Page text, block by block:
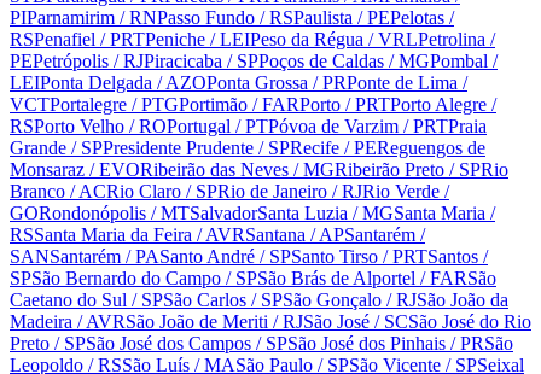
PIParnamirim / RNPasso Fundo / RSPaulista / PEPelotas /
RSPenafiel / PRTPeniche / LEIPeso da Régua / VRLPetrolina /
PEPetrópolis / RJPiracicaba / SPPoços de Caldas / MGPombal /
LEIPonta Delgada / AZOPonta Grossa / PRPonte de Lima /
VCTPortalegre / PTGPortimão / FARPorto / PRTPorto Alegre /
RSPorto Velho / ROPortugal / PTPóvoa de Varzim / PRTPraia
Grande / SPPresidente Prudente / SPRecife / PEReguengos de
Monsaraz / EVORibeirão das Neves / MGRibeirão Preto / SPRio
Branco / ACRio Claro / SPRio de Janeiro / RJRio Verde /
GORondonópolis / MTSalvadorSanta Luzia / MGSanta Maria /
RSSanta Maria da Feira / AVRSantana / APSantarém /
SANSantarém / PASanto André / SPSanto Tirso / PRTSantos /
SPSão Bernardo do Campo / SPSão Brás de Alportel / FARSão
Caetano do Sul / SPSão Carlos / SPSão Gonçalo / RJSão João da
Madeira / AVRSão João de Meriti / RJSão José / SCSão José do Rio
Preto / SPSão José dos Campos / SPSão José dos Pinhais / PRSão
Leopoldo / RSSão Luís / MASão Paulo / SPSão Vicente / SPSeixal